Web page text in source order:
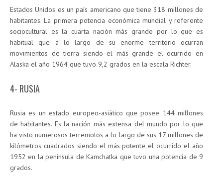
Estados Unidos es un país americano que tiene 318 millones de
habitantes. La primera potencia económica mundial y referente
sociocultural es la cuarta nación más grande por lo que es
habitual que a lo largo de su enorme territorio ocurran
movimientos de tierra siendo el más grande el ocurrido en
Alaska el año 1964 que tuvo 9,2 grados en la escala Richter.
4- RUSIA
Rusia es un estado europeo-asiático que posee 144 millones
de habitantes. Es la nación más extensa del mundo por lo que
ha visto numerosos terremotos a lo largo de sus 17 millones de
kilómetros cuadrados siendo el más potente el ocurrido el año
1952 en la península de Kamchatka que tuvo una potencia de 9
grados.